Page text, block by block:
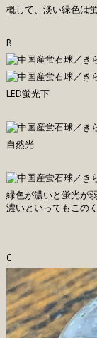
概して、淡い緑色は
B
LED蛍光下
自然光
緑色が濃いと蛍光が
濃いといってもこの
C